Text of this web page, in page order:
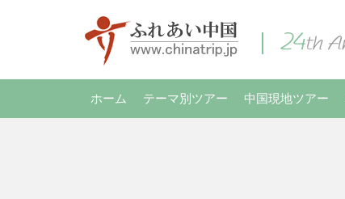
ホーム テーマ別ツアー 中国現地ツアー